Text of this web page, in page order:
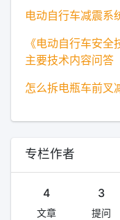
电动自行车减震系
《电动自行车安
主要技术内容问答
怎么拆电瓶车前叉
专栏作者
4
文章
3
提问